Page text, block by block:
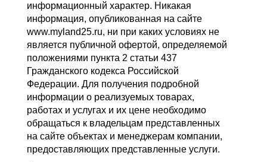
информационный характер. Никакая
информация, опубликованная на сайте
www.myland25.ru, ни при каких условиях не
является публичной офертой, определяемой
положениями пункта 2 статьи 437
Гражданского кодекса Российской
Федерации. Для получения подробной
информации о реализуемых товарах,
работах и услугах и их цене необходимо
обращаться к владельцам представленных
на сайте объектах и менеджерам компании,
предоставляющих представленные услуги.